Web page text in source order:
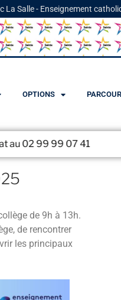
La Salle - Enseignement
OPTIONS
07 41
de 9h à 13h.
de rencontrer
les principaux